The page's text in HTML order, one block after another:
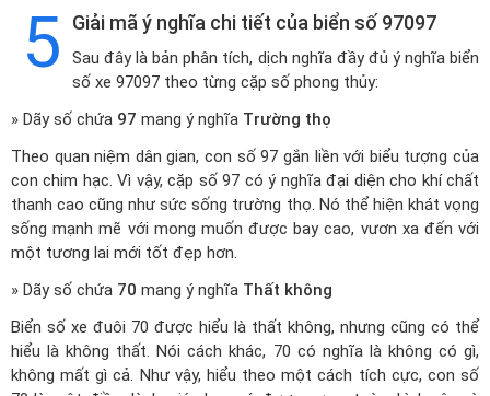
5 Giải mã ý nghĩa chi tiết của biển số 97097
Sau đây là bản phân tích, dịch nghĩa đầy đủ ý nghĩa biển
số xe 97097 theo từng cặp số phong thủy:
» Dãy số chứa 97 mang ý nghĩa Trường thọ
Theo quan niệm dân gian, con số 97 gắn liền với biểu tượng của
con chim hạc. Vì vậy, cặp số 97 có ý nghĩa đại diện cho khí chất
thanh cao cũng như sức sống trường thọ. Nó thể hiện khát vọng
sống mạnh mẽ với mong muốn được bay cao, vươn xa đến với
một tương lai mới tốt đẹp hơn.
» Dãy số chứa 70 mang ý nghĩa Thất không
Biển số xe đuôi 70 được hiểu là thất không, nhưng cũng có thể
hiểu là không thất. Nói cách khác, 70 có nghĩa là không có gì,
không mất gì cả. Như vậy, hiểu theo một cách tích cực, con số